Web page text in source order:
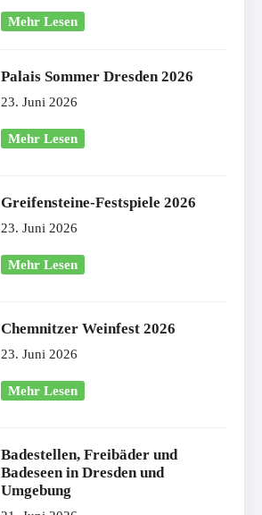
Mehr Lesen
Palais Sommer Dresden 2026
23. Juni 2026
Mehr Lesen
Greifensteine-Festspiele 2026
23. Juni 2026
Mehr Lesen
Chemnitzer Weinfest 2026
23. Juni 2026
Mehr Lesen
Badestellen, Freibäder und
Badeseen in Dresden und
Umgebung